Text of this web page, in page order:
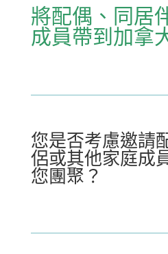
將配偶、同居
成員帶到加拿
您是否考慮邀請
侶或其他家庭成
您團聚？